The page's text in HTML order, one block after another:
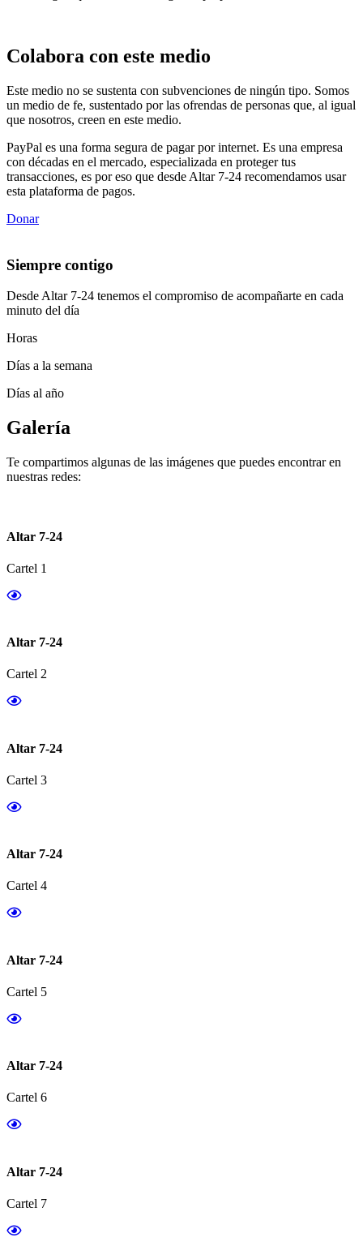
Colabora con este medio
Este medio no se sustenta con subvenciones de ningún tipo. Somos
un medio de fe, sustentado por las ofrendas de personas que, al igual
que nosotros, creen en este medio.
PayPal es una forma segura de pagar por internet. Es una empresa
con décadas en el mercado, especializada en proteger tus
transacciones, es por eso que desde Altar 7-24 recomendamos usar
esta plataforma de pagos.
Donar
Siempre contigo
Desde Altar 7-24 tenemos el compromiso de acompañarte en cada
minuto del día
Horas
Días a la semana
Días al año
Galería
Te compartimos algunas de las imágenes que puedes encontrar en
nuestras redes:
Altar 7-24
Cartel 1
Altar 7-24
Cartel 2
Altar 7-24
Cartel 3
Altar 7-24
Cartel 4
Altar 7-24
Cartel 5
Altar 7-24
Cartel 6
Altar 7-24
Cartel 7